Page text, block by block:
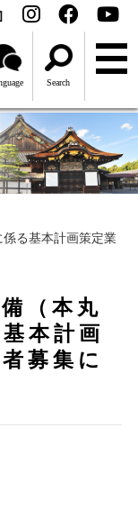
Search
る基本計画策定業
（本丸
本計画
募集に